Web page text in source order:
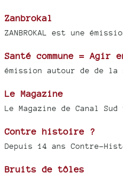
Zanbrokal
ZANBROKAL est une
Santé commune = Agir
émission autour de de la
Le Magazine
Le Magazine de Canal Sud
Contre histoire ?
Depuis 14 ans Contre-
Bruits de tôles